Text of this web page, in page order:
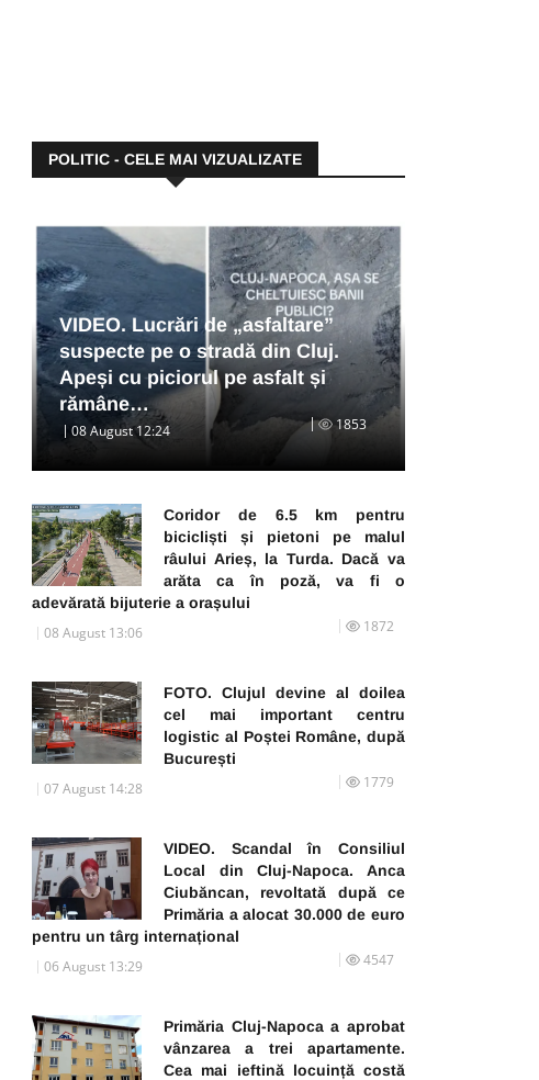
POLITIC - CELE MAI VIZUALIZATE
VIDEO. Lucrări de „asfaltare”
suspecte pe o stradă din Cluj.
Apeși cu piciorul pe asfalt și
rămâne…
08 August 12:24 1853
Coridor de 6.5 km pentru
bicicliști și pietoni pe malul
râului Arieș, la Turda. Dacă va
arăta ca în poză, va fi o
adevărată bijuterie a orașului
08 August 13:06 1872
FOTO. Clujul devine al doilea
cel mai important centru
logistic al Poștei Române, după
București
07 August 14:28 1779
VIDEO. Scandal în Consiliul
Local din Cluj-Napoca. Anca
Ciubăncan, revoltată după ce
Primăria a alocat 30.000 de euro
pentru un târg internațional
06 August 13:29 4547
Primăria Cluj-Napoca a aprobat
vânzarea a trei apartamente.
Cea mai ieftină locuință costă